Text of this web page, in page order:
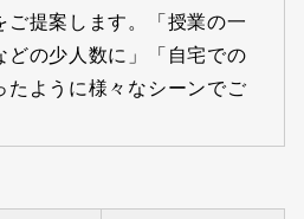
ご提案します。「授業の一
どの少人数に」「自宅での
たように様々なシーンでご